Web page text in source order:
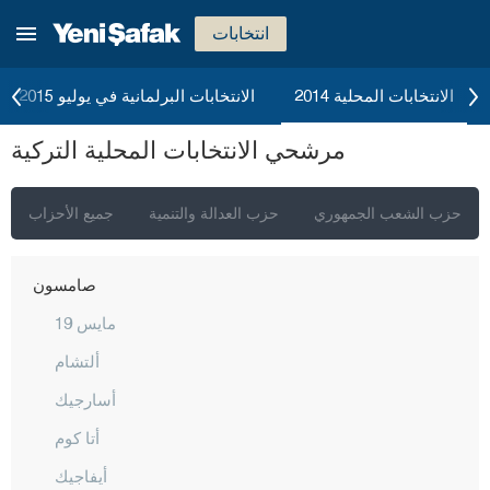
انتخابات
الانتخابات البرلمانية في يوليو 2015 الانتخابات المحلية 2014
مرشحي الانتخابات المحلية التركية
جميع الأحزاب حزب العدالة والتنمية حزب الشعب الجمهوري
نيفشهير
أوردو
عثمانية
صقاريا
صامسون
19 مايس
ألتشام
أسارجيك
أتا كوم
أيفاجيك